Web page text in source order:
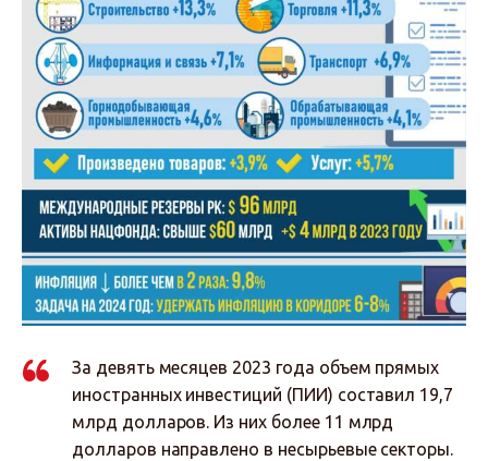
За девять месяцев 2023 года объем прямых
иностранных инвестиций (ПИИ) составил 19,7
млрд долларов. Из них более 11 млрд
долларов направлено в несырьевые секторы.